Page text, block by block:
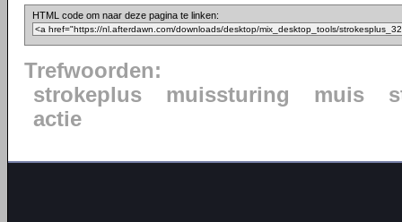
HTML code om naar deze pagina te linken:
Trefwoorden:
strokeplus
muissturing muis
actie